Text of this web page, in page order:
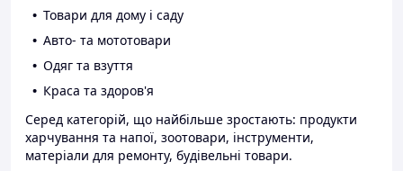
Товари для дому і саду
Авто- та мототовари
Одяг та взуття
Краса та здоров'я
Серед категорій, що найбільше зростають: продукти
харчування та напої, зоотовари, інструменти,
матеріали для ремонту, будівельні товари.